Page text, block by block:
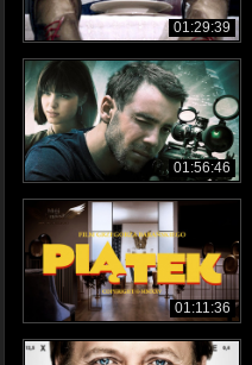
01:29:39
01:56:46
01:11:36